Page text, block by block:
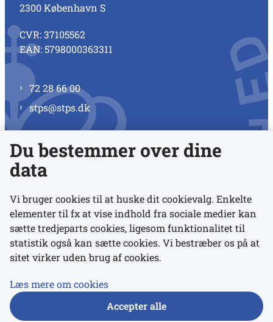
2300 København S
CVR: 37105562
EAN: 5798000363311
72 28 66 00
stps@stps.dk
Se alle kontaktnumre
Links
Udgivelser
Du bestemmer over dine
data
Vi bruger cookies til at huske dit cookievalg. Enkelte
elementer til fx at vise indhold fra sociale medier kan
sætte tredjeparts cookies, ligesom funktionalitet til
statistik også kan sætte cookies. Vi bestræber os på at
sitet virker uden brug af cookies.
Læs mere om cookies
Accepter alle